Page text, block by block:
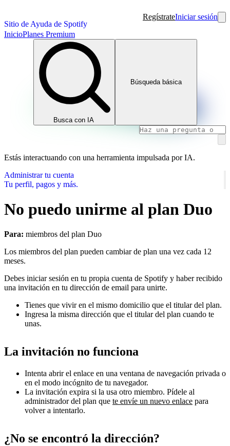
Sitio de Ayuda de Spotify
RegístrateIniciar sesión
InicioPlanes Premium
Busca con IA
Búsqueda básica
Estás interactuando con una herramienta impulsada por IA.
Administrar tu cuenta
Tu perfil, pagos y más.
No puedo unirme al plan Duo
Para: miembros del plan Duo
Los miembros del plan pueden cambiar de plan una vez cada 12
meses.
Debes iniciar sesión en tu propia cuenta de Spotify y haber recibido
una invitación en tu dirección de email para unirte.
Tienes que vivir en el mismo domicilio que el titular del plan.
Ingresa la misma dirección que el titular del plan cuando te
unas.
La invitación no funciona
Intenta abrir el enlace en una ventana de navegación privada o
en el modo incógnito de tu navegador.
La invitación expira si la usa otro miembro. Pídele al
administrador del plan que te envíe un nuevo enlace para
volver a intentarlo.
¿No se encontró la dirección?